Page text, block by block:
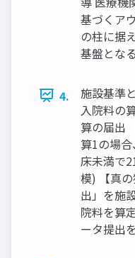
基づくア
の柱に据
基盤となる
4.
施設基準
入院料の
算の届出
算1の場
床未満で
模) 【真
出」を施
院料を算
ータ提出